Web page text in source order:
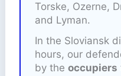
Torske, Ozerne,
and Lyman.
In the Sloviansk
hours, our
by the occupiers